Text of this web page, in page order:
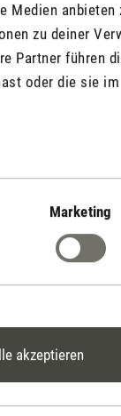
Medien anbieten
zu deiner
Partner führen
oder die sie im
Marketing
akzeptieren